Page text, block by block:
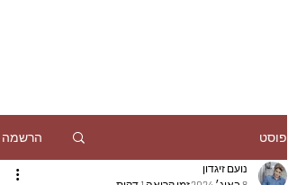
פוסט הרשמה
נועם זיגדון